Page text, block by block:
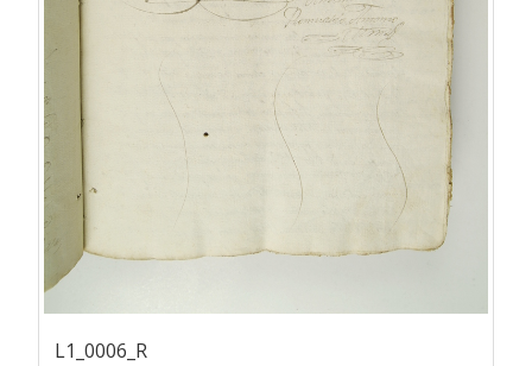
L1_0006_R